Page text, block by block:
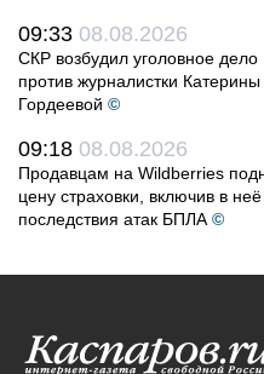
09:33 08.08.2026
СКР возбудил уголовное дело
против журналистки Катерины
Гордеевой ©
09:18 08.08.2026
Продавцам на Wildberries
цену страховки, включив в неё
последствия атак БПЛА ©